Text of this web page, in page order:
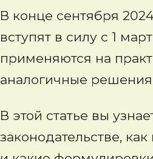
В конце сентября
вступят в силу с 1
применяются на
аналогичные
В этой статье вы
законодательстве,